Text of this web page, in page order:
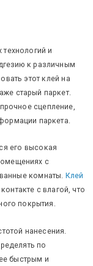
и
к различным
этот клей на
старый паркет.
сцепление,
паркета.
его высокая
с
комнаты. Клей
с влагой, что
покрытия.
нанесения.
по
быстрым и